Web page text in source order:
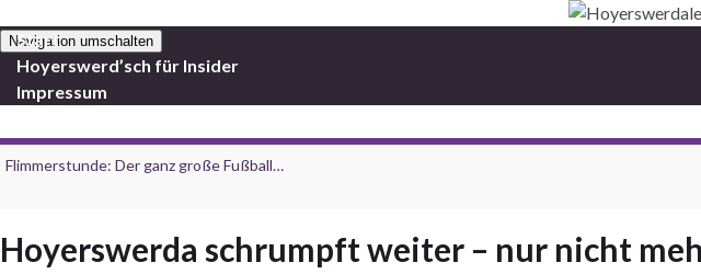
Navigation umschalten
Start
Hoyerswerd’sch für Insider
Impressum
Flimmerstunde: Der ganz große Fußball…
Hoyerswerda schrumpft weiter – nur nicht